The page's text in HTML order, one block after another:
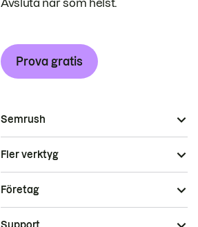
Avsluta när som helst.
Prova gratis
Semrush
Fler verktyg
Företag